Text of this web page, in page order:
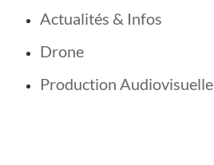
Actualités & Infos
Drone
Production Audiovisuelle